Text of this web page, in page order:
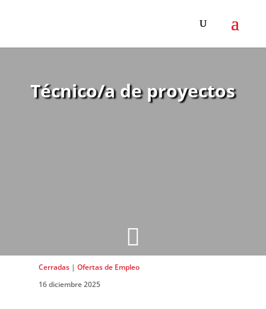

Técnico/a de proyectos
Cerradas| Ofertas de Empleo
16 diciembre 2025